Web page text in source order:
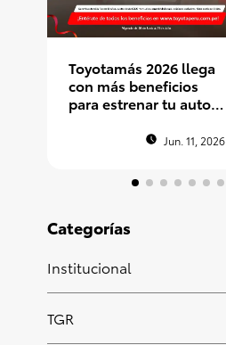
Toyotamás 2026 llega
con más beneficios
para estrenar tu auto
Jun. 11, 2026
Categorías
Institucional
TGR